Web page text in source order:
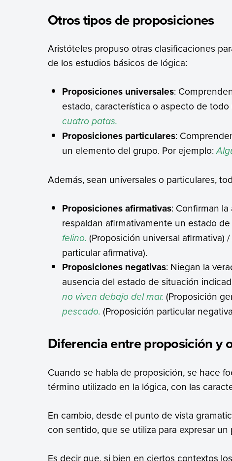
Otros tipos de proposiciones
Aristóteles propuso otras clasificaciones
de los estudios básicos de lógica:
Proposiciones universales:
estado, característica o aspecto de
cuatro patas.
Proposiciones particulares:
un elemento del grupo. Por ejemplo:
Además, sean universales o particulares,
Proposiciones afirmativas: Confirman
respaldan afirmativamente un estado
felino. (Proposición universal afirmativa)
particular afirmativa).
Proposiciones negativas: Niegan la
ausencia del estado de situación
no viven debajo del mar. (Proposición
pescado. (Proposición particular
Diferencia entre proposición y
Cuando se habla de proposición, se hace
término utilizado en la lógica, con las
En cambio, desde el punto de vista
con sentido, que se utiliza para expresar
Es decir que, si bien en ciertos contextos